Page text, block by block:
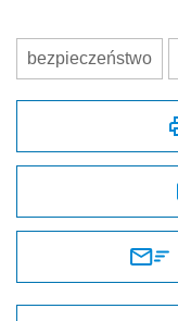
bezpieczeństwo